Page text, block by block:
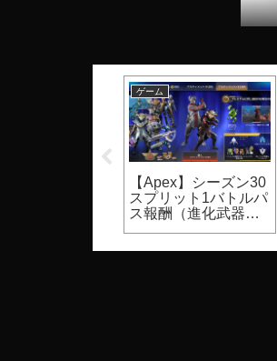
ゲーム
【Apex】シーズン30
スプリット1バトルパ
ス報酬（進化武器ス